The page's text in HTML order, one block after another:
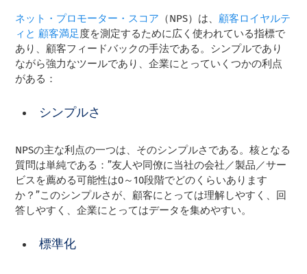
ネット・プロモーター・スコア （NPS）は、 顧客ロイヤルテ
ィと 顧客満足度を測定するために広く使われている指標で
あり、顧客フィードバックの手法である。シンプルであり
ながら強力なツールであり、企業にとっていくつかの利点
がある：
シンプルさ
NPSの主な利点の一つは、そのシンプルさである。核となる
質問は単純である：”友人や同僚に当社の会社／製品／サー
ビスを薦める可能性は0～10段階でどのくらいあります
か？”このシンプルさが、顧客にとっては理解しやすく、回
答しやすく、企業にとってはデータを集めやすい。
標準化